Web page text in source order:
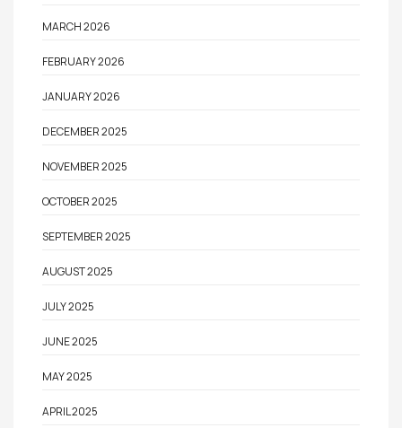
MARCH 2026
FEBRUARY 2026
JANUARY 2026
DECEMBER 2025
NOVEMBER 2025
OCTOBER 2025
SEPTEMBER 2025
AUGUST 2025
JULY 2025
JUNE 2025
MAY 2025
APRIL 2025